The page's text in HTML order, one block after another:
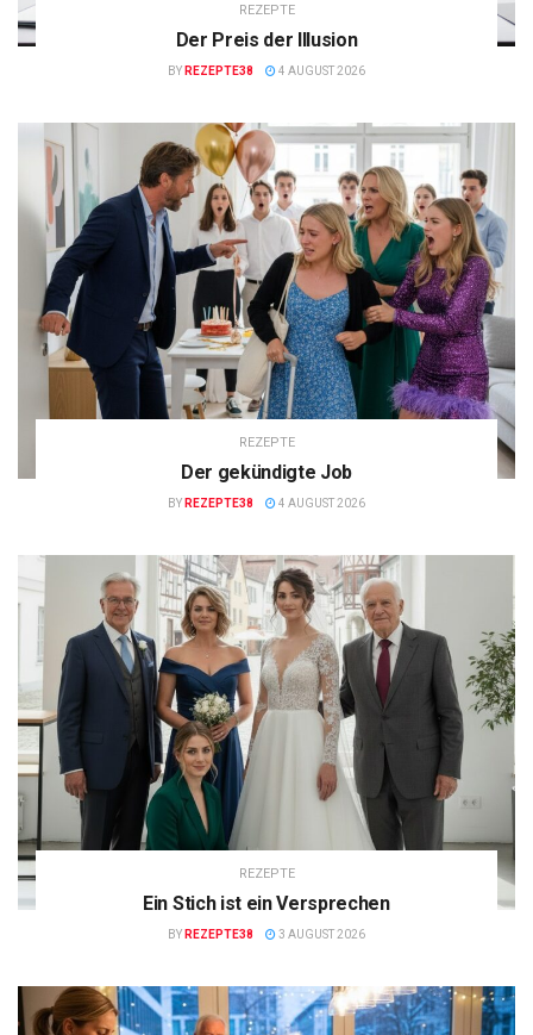
REZEPTE
Der Preis der Illusion
BY REZEPTE38 4 AUGUST 2026
REZEPTE
Der gekündigte Job
BY REZEPTE38 4 AUGUST 2026
REZEPTE
Ein Stich ist ein Versprechen
BY REZEPTE38 3 AUGUST 2026